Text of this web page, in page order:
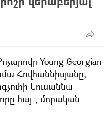
Young Georgian
Հովհաննիսյանը,
Սուսաննա
հայ է մորական